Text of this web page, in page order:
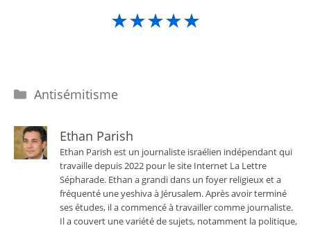
★★★★★
Catégories
Antisémitisme
Ethan Parish
Ethan Parish est un journaliste israélien indépendant qui
travaille depuis 2022 pour le site Internet La Lettre
Sépharade. Ethan a grandi dans un foyer religieux et a
fréquenté une yeshiva à Jérusalem. Après avoir terminé
ses études, il a commencé à travailler comme journaliste.
Il a couvert une variété de sujets, notamment la politique,